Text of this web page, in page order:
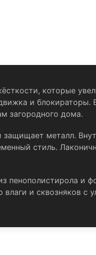
которые
и блокираторы.
загородного дома.
металл.
стиль.
пенополистирола и
и сквозняков с